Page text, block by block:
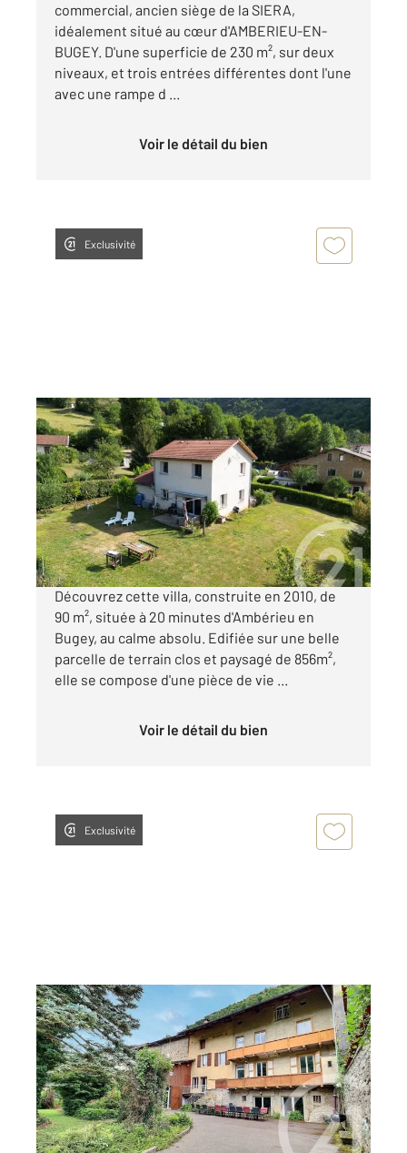
commercial, ancien siège de la SIERA,
idéalement situé au cœur d'AMBERIEU-EN-
BUGEY. D'une superficie de 230 m², sur deux
niveaux, et trois entrées différentes dont l'une
avec une rampe d ...
Voir le détail du bien
Exclusivité
ST RAMBERT EN BUGEY 01
88,30 m2, 5 pièces
Ref : 8709
Maison à vendre
249 900 €
Visiter le site dédié
Découvrez cette villa, construite en 2010, de
90 m², située à 20 minutes d'Ambérieu en
Bugey, au calme absolu. Edifiée sur une belle
parcelle de terrain clos et paysagé de 856m²,
elle se compose d'une pièce de vie ...
Voir le détail du bien
Exclusivité
CERDON 01
410,20 m2, 11 pièces
Ref : 8644
Maison à vendre
329 000 €
Visiter le site dédié